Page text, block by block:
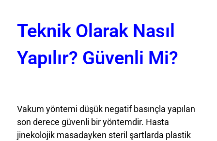
Teknik Olarak Nasıl
Yapılır? Güvenli Mi?
Vakum yöntemi düşük negatif basınçla yapılan
son derece güvenli bir yöntemdir. Hasta
jinekolojik masadayken steril şartlarda plastik